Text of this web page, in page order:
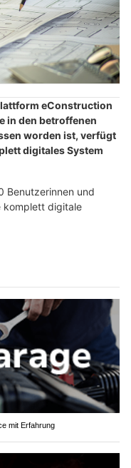
eConstruction
in den betroffenen
worden ist, verfügt
digitales System
Benutzerinnen und
komplett digitale
mit Erfahrung